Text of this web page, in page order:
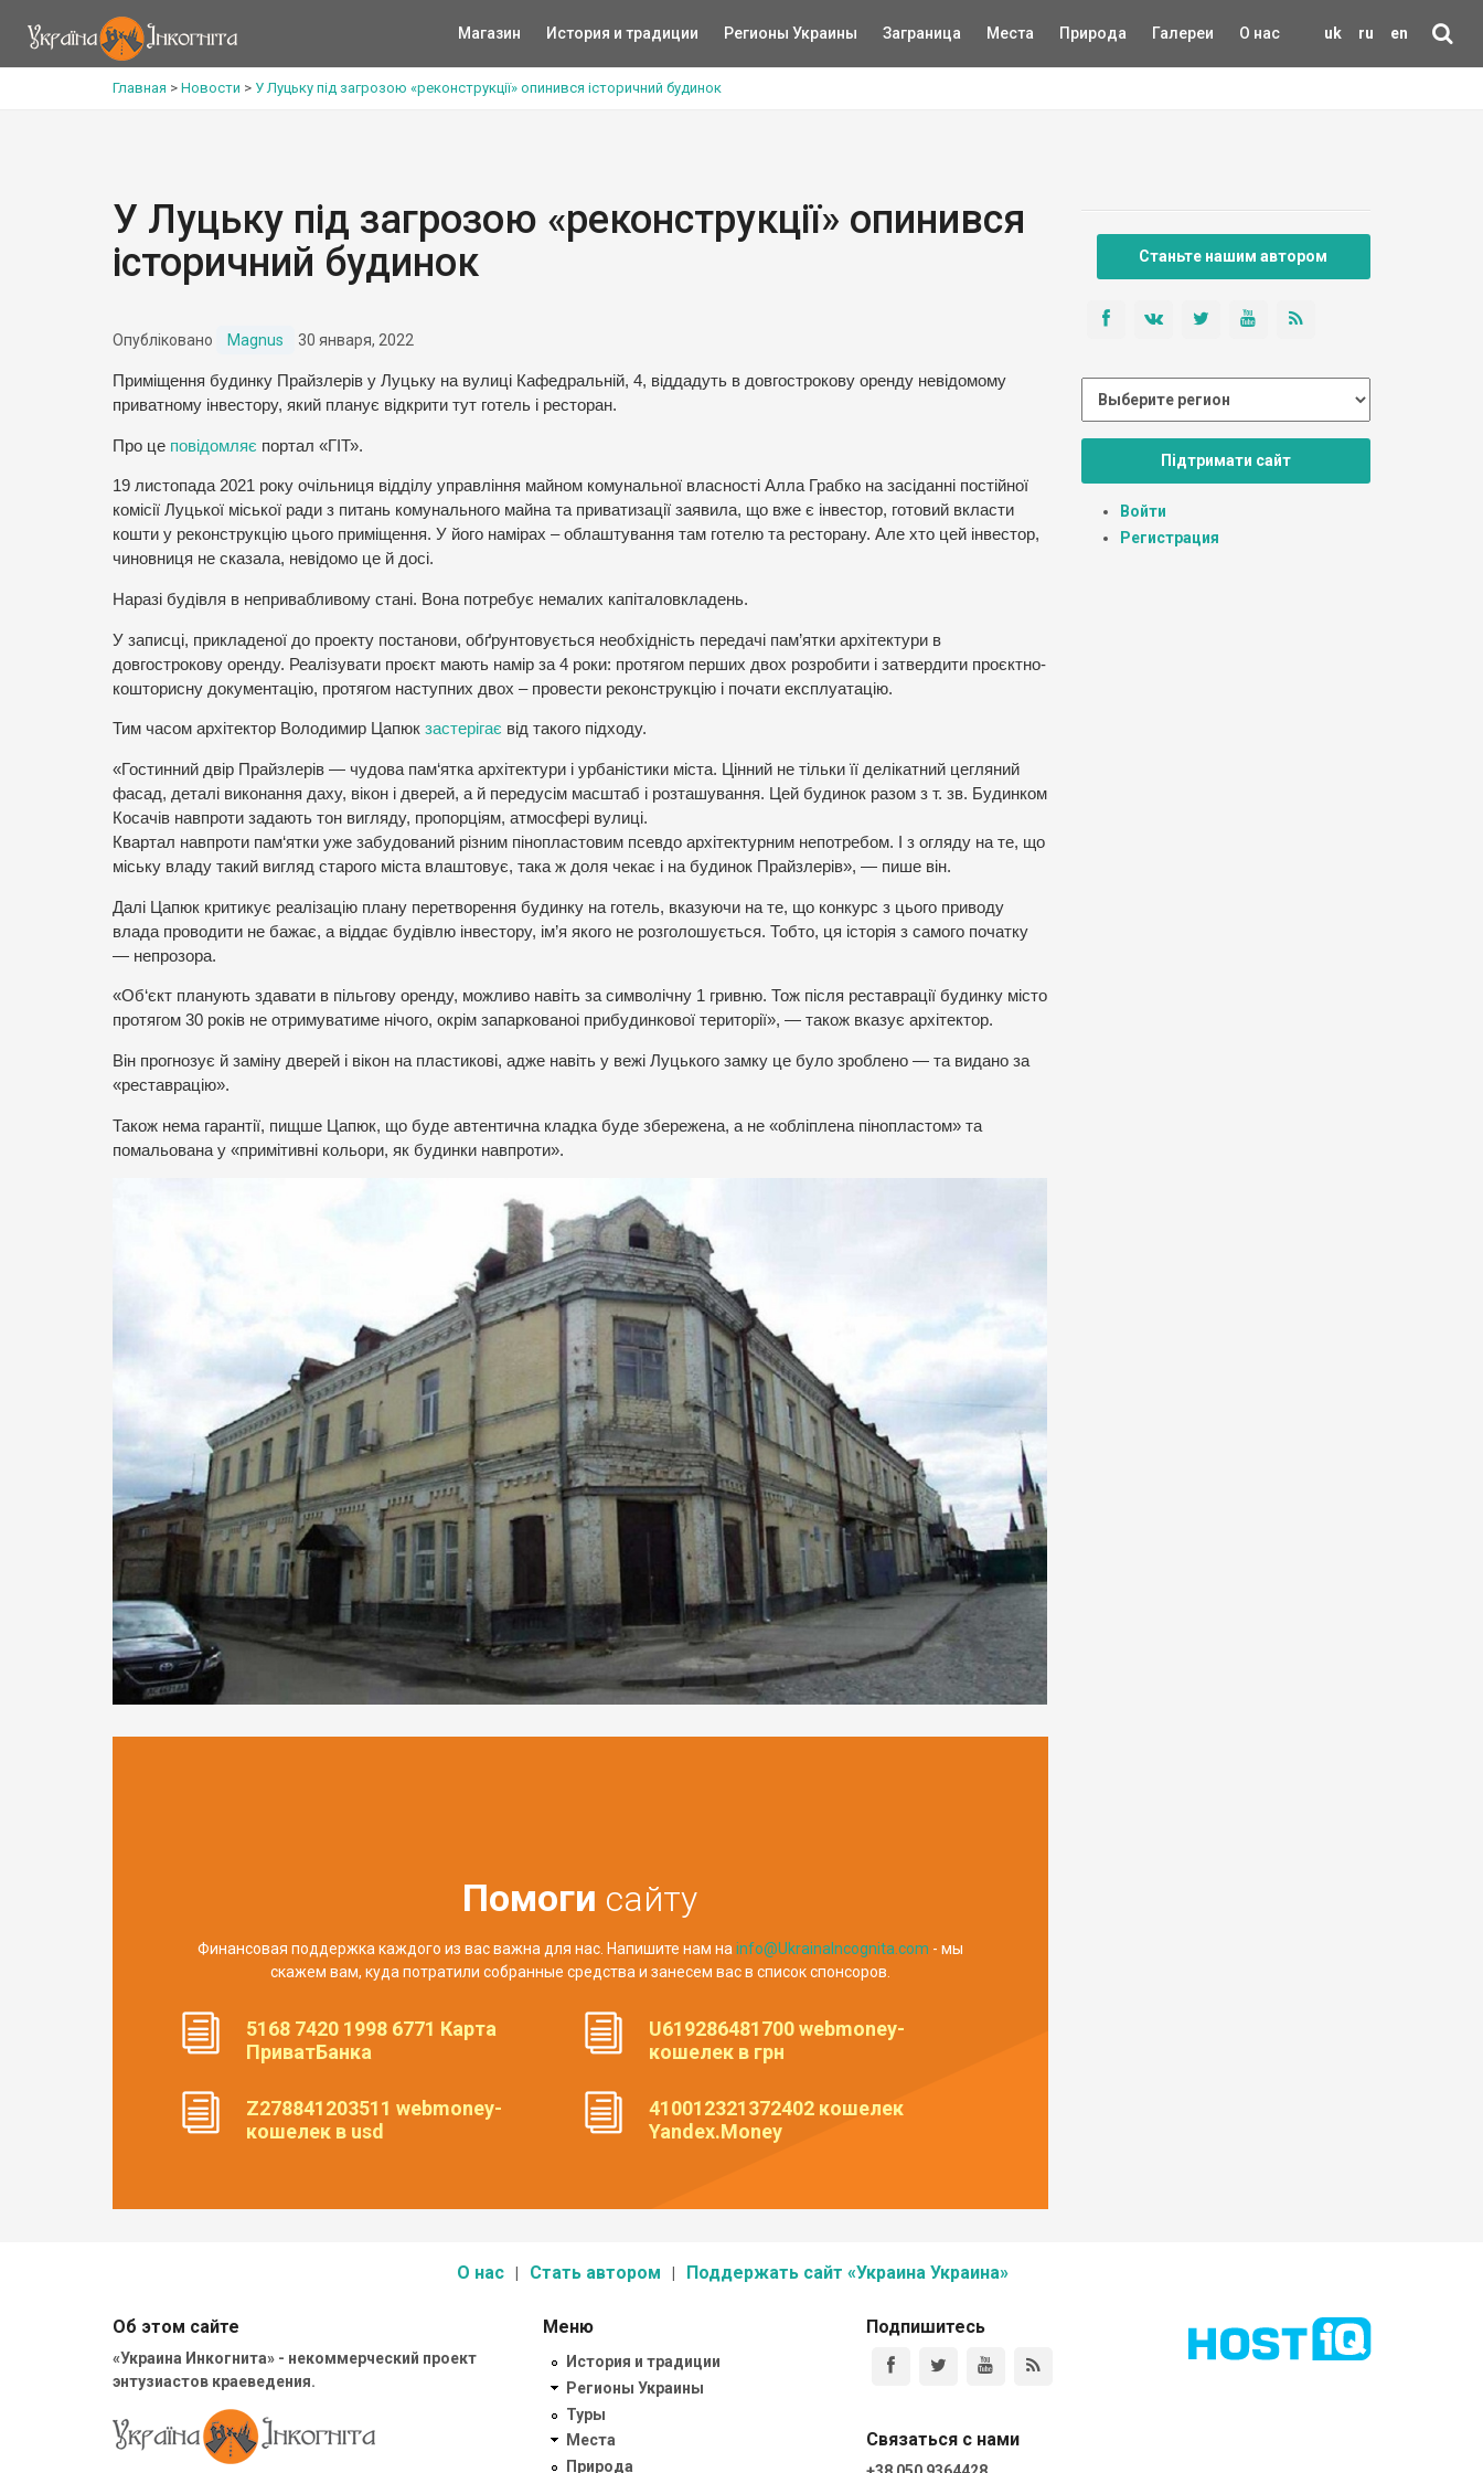
uk ru en
Магазин История и традиции Регионы Украины Заграница Места Природа Галереи О нас
Главная > Новости > У Луцьку під загрозою «реконструкції» опинився історичний будинок
У Луцьку під загрозою «реконструкції» опинився
історичний будинок
Опубліковано Magnus 30 января, 2022
Приміщення будинку Прайзлерів у Луцьку на вулиці Кафедральній, 4, віддадуть в довгострокову оренду невідомому
приватному інвестору, який планує відкрити тут готель і ресторан.
Про це повідомляє портал «ГІТ».
19 листопада 2021 року очільниця відділу управління майном комунальної власності Алла Грабко на засіданні постійної
комісії Луцької міської ради з питань комунального майна та приватизації заявила, що вже є інвестор, готовий вкласти
кошти у реконструкцію цього приміщення. У його намірах – облаштування там готелю та ресторану. Але хто цей інвестор,
чиновниця не сказала, невідомо це й досі.
Наразі будівля в непривабливому стані. Вона потребує немалих капіталовкладень.
У записці, прикладеної до проекту постанови, обґрунтовується необхідність передачі пам’ятки архітектури в
довгострокову оренду. Реалізувати проєкт мають намір за 4 роки: протягом перших двох розробити і затвердити проєктно-
кошторисну документацію, протягом наступних двох – провести реконструкцію і почати експлуатацію.
Тим часом архітектор Володимир Цапюк застерігає від такого підходу.
«Гостинний двір Прайзлерів — чудова пам‘ятка архітектури і урбаністики міста. Цінний не тільки її делікатний цегляний
фасад, деталі виконання даху, вікон і дверей, а й передусім масштаб і розташування. Цей будинок разом з т. зв. Будинком
Косачів навпроти задають тон вигляду, пропорціям, атмосфері вулиці.
Квартал навпроти пам‘ятки уже забудований різним пінопластовим псевдо архітектурним непотребом. І з огляду на те, що
міську владу такий вигляд старого міста влаштовує, така ж доля чекає і на будинок Прайзлерів», — пише він.
Далі Цапюк критикує реалізацію плану перетворення будинку на готель, вказуючи на те, що конкурс з цього приводу
влада проводити не бажає, а віддає будівлю інвестору, ім’я якого не розголошується. Тобто, ця історія з самого початку
— непрозора.
«Об‘єкт планують здавати в пільгову оренду, можливо навіть за символічну 1 гривню. Тож після реставрації будинку місто
протягом 30 років не отримуватиме нічого, окрім запаркованоі прибудинкової території», — також вказує архітектор.
Він прогнозує й заміну дверей і вікон на пластикові, адже навіть у вежі Луцького замку це було зроблено — та видано за
«реставрацію».
Також нема гарантії, пищше Цапюк, що буде автентична кладка буде збережена, а не «обліплена пінопластом» та
помальована у «примітивні кольори, як будинки навпроти».
Помоги сайту
Финансовая поддержка каждого из вас важна для нас. Напишите нам наinfo@UkrainaIncognita.com - мы
скажем вам, куда потратили собранные средства и занесем вас в список спонсоров.
5168 7420 1998 6771 Карта
ПриватБанка
U619286481700 webmoney-
кошелек в грн
Z278841203511 webmoney-
кошелек в usd
410012321372402 кошелек
Yandex.Money
Станьте нашим автором
Підтримати сайт
Войти
Регистрация
О нас Стать автором Поддержать сайт «Украина Украина»
Об этом сайте
«Украина Инкогнита» - некоммерческий проект
энтузиастов краеведения.
Меню
История и традиции
Регионы Украины
Туры
Места
Природа
Подпишитесь
Связаться с нами